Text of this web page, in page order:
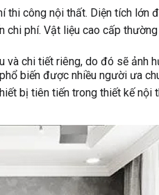
công nội thất. Diện tích lớn
phí. Vật liệu cao cấp
chi tiết riêng, do đó sẽ ảnh
biến được nhiều người ưa
bị tiên tiến trong thiết kế